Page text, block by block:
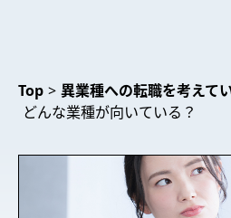
Top > 異業種への転職を考えて
どんな業種が向いている？